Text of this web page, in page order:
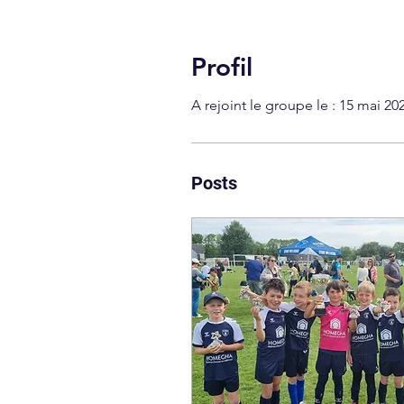
Profil
A rejoint le groupe le : 15 mai
Posts